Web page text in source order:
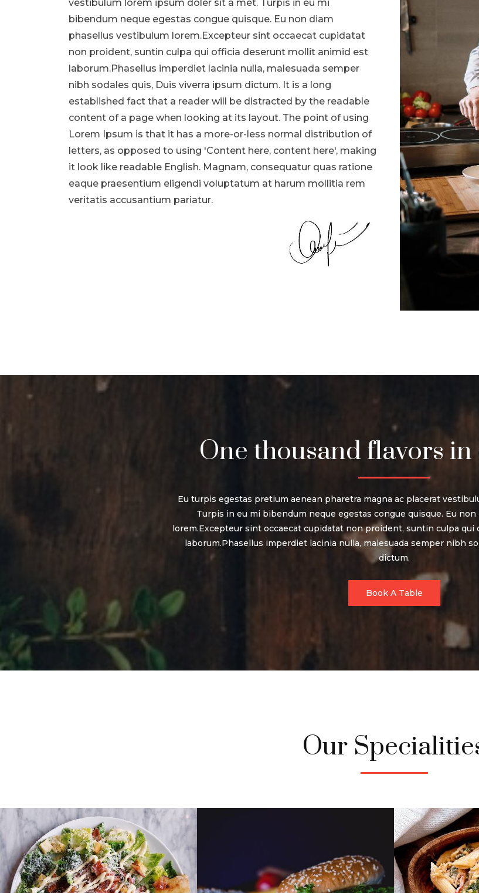
vestibulum lorem ipsum doler sit a met. Turpis in eu mi
bibendum neque egestas congue quisque. Eu non diam
phasellus vestibulum lorem.Excepteur sint occaecat cupidatat
non proident, suntin culpa qui officia deserunt mollit animid est
laborum.Phasellus imperdiet lacinia nulla, malesuada semper
nibh sodales quis, Duis viverra ipsum dictum. It is a long
established fact that a reader will be distracted by the readable
content of a page when looking at its layout. The point of using
Lorem Ipsum is that it has a more-or-less normal distribution of
letters, as opposed to using 'Content here, content here', making
it look like readable English. Magnam, consequatur quas ratione
eaque praesentium eligendi voluptatum at harum mollitia rem
veritatis accusantium pariatur.
One thousand flavors in
Eu turpis egestas pretium aenean pharetra magna ac placerat
Turpis in eu mi bibendum neque egestas congue quisque. Eu
lorem.Excepteur sint occaecat cupidatat non proident, suntin culpa
laborum.Phasellus imperdiet lacinia nulla, malesuada semper nibh
dictum.
Book A Table
Our